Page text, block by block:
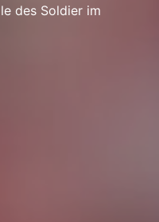
des Soldier im